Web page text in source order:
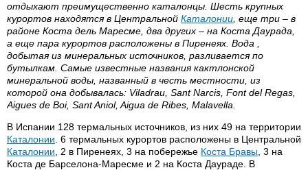
отдыхают преимущественно каталонцы. Шесть крупных
курортов находятся в Центральной Каталонии , еще три – в
районе Коста дель Маресме, два других – на Коста Даурада,
а еще пара курортов расположены в Пиренеях. Вода ,
добытая из минеральных источников, разливается по
бутылкам. Самые известные названия кактлонской
минеральной воды, названный в честь местности, из
которой она добывалась: Viladrau, Sant Narcis, Font del Regas,
Aigues de Boi, Sant Aniol, Aigua de Ribes, Malavella.
В Испании 128 термальных источников, из них 49 на территории
Каталонии . 6 термальных курортов расположены в Центральной
Каталонии , 2 в Пиренеях, 3 на побережье Коста Бравы , 3 на
Коста де Барселона-Маресме и 2 на Коста Даураде. В